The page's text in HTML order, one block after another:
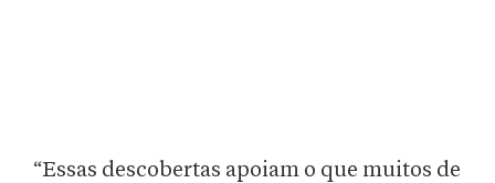
“Essas descobertas apoiam o que muitos de